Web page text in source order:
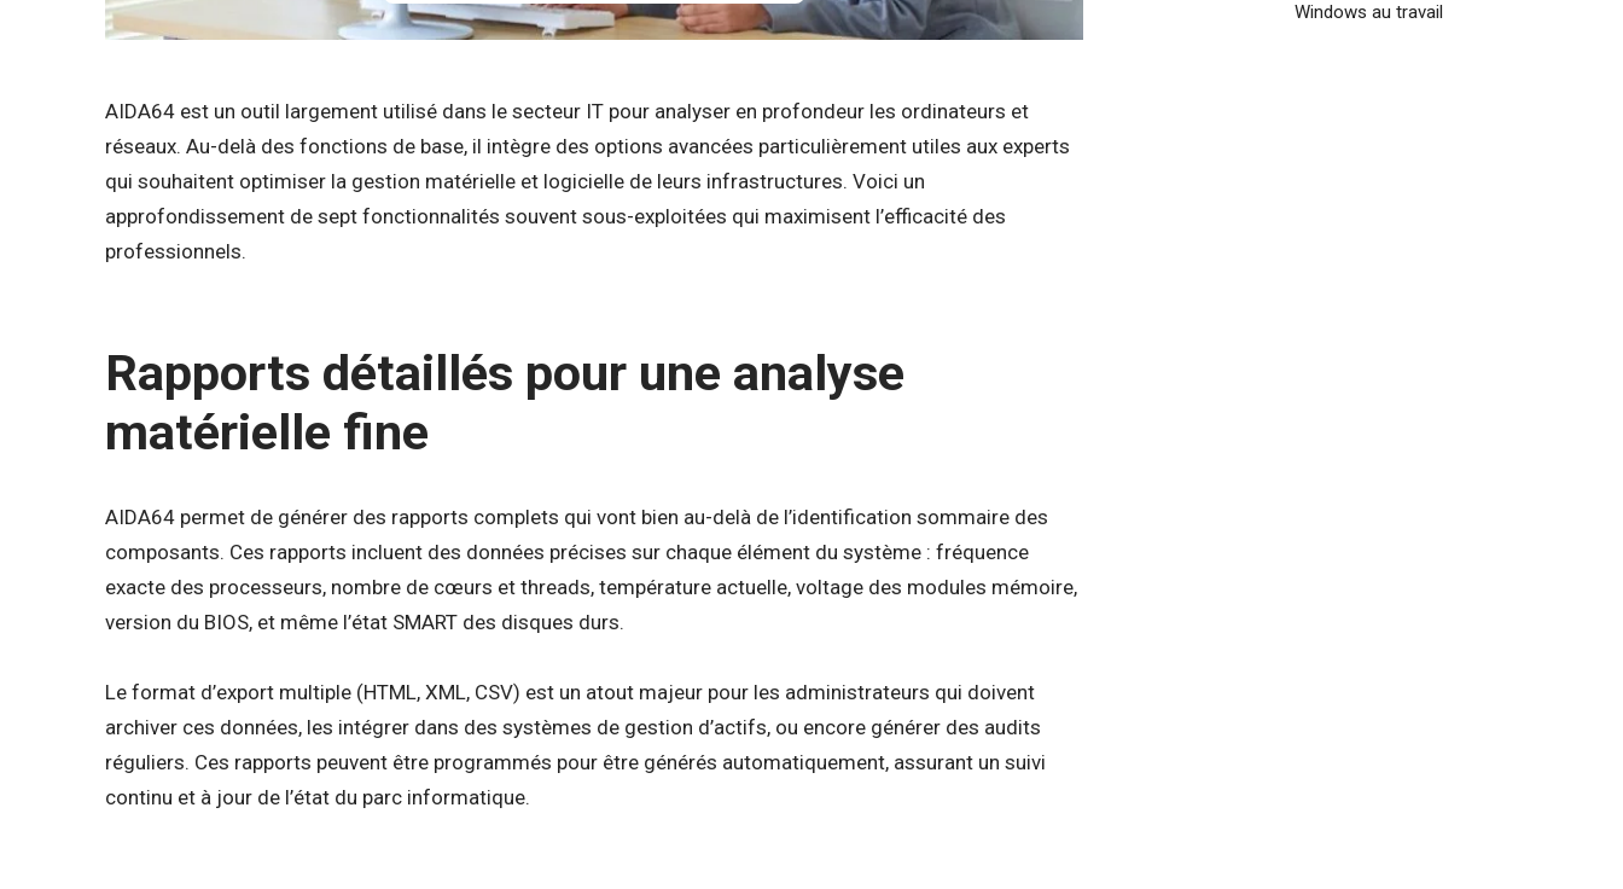
AIDA64 est un outil largement utilisé dans le secteur IT pour analyser en profondeur les ordinateurs et
réseaux. Au-delà des fonctions de base, il intègre des options avancées particulièrement utiles aux experts
qui souhaitent optimiser la gestion matérielle et logicielle de leurs infrastructures. Voici un
approfondissement de sept fonctionnalités souvent sous-exploitées qui maximisent l’efficacité des
professionnels.
Rapports détaillés pour une analyse
matérielle fine
AIDA64 permet de générer des rapports complets qui vont bien au-delà de l’identification sommaire des
composants. Ces rapports incluent des données précises sur chaque élément du système : fréquence
exacte des processeurs, nombre de cœurs et threads, température actuelle, voltage des modules mémoire,
version du BIOS, et même l’état SMART des disques durs.
Le format d’export multiple (HTML, XML, CSV) est un atout majeur pour les administrateurs qui doivent
archiver ces données, les intégrer dans des systèmes de gestion d’actifs, ou encore générer des audits
réguliers. Ces rapports peuvent être programmés pour être générés automatiquement, assurant un suivi
continu et à jour de l’état du parc informatique.
Windows au travail